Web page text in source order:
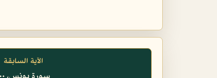
الآية السابقة